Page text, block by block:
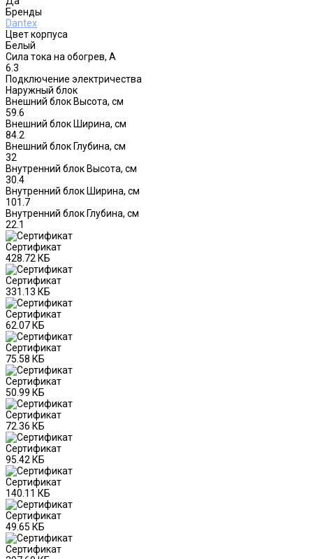
Бренды
Dantex
Цвет корпуса
Белый
Сила тока на обогрев, А
6.3
Подключение электричества
Наружный блок
Внешний блок Высота, см
59.6
Внешний блок Ширина, см
84.2
Внешний блок Глубина, см
32
Внутренний блок Высота, см
30.4
Внутренний блок Ширина, см
101.7
Внутренний блок Глубина, см
22.1
Сертификат
428.72 КБ
Сертификат
331.13 КБ
Сертификат
62.07 КБ
Сертификат
75.58 КБ
Сертификат
50.99 КБ
Сертификат
72.36 КБ
Сертификат
95.42 КБ
Сертификат
140.11 КБ
Сертификат
49.65 КБ
Сертификат